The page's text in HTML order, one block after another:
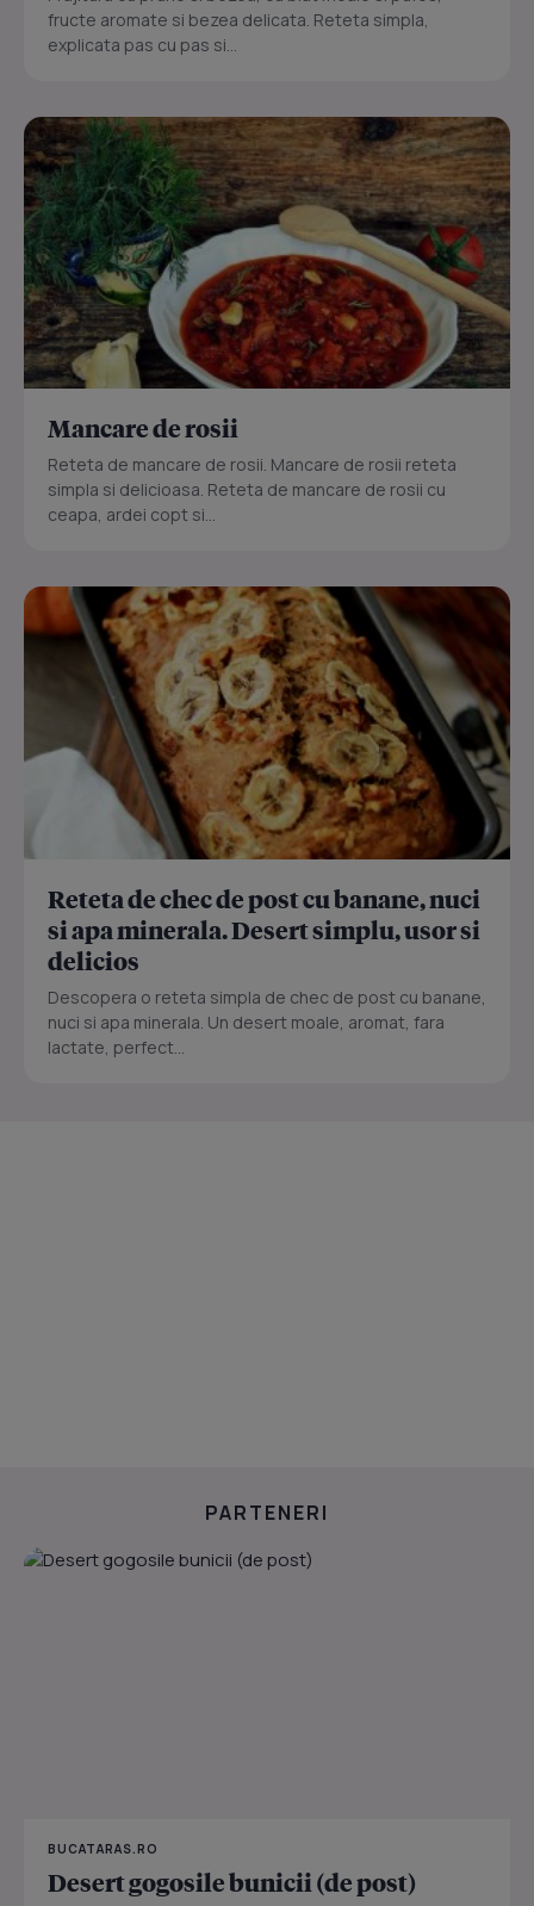
fructe aromate si bezea delicata. Reteta simpla,
explicata pas cu pas si...
Mancare de rosii
Reteta de mancare de rosii. Mancare de rosii reteta
simpla si delicioasa. Reteta de mancare de rosii cu
ceapa, ardei copt si...
Reteta de chec de post cu banane, nuci
si apa minerala. Desert simplu, usor si
delicios
Descopera o reteta simpla de chec de post cu banane,
nuci si apa minerala. Un desert moale, aromat, fara
lactate, perfect...
PARTENERI
BUCATARAS.RO
Desert gogosile bunicii (de post)